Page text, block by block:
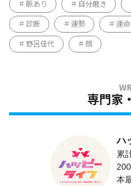
脈あり 自分磨き
診断 運勢 運命
野呂佳代 顔
専門家
ハ
累
本